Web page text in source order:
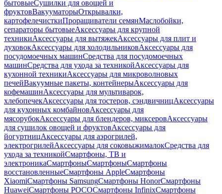
бытовыеСушилки для овощей и
фруктовВакууматорыОткрывалки,
картофелечисткиПроращиватели семянМаслобойки,
сепараторы бытовыеАксессуары для крупной
техникиАксессуары для вытяжекАксессуары для плит и
духовокАксессуары для холодильниковАксессуары для
посудомоечных машинСредства для посудомоечных
машинСредства для ухода за техникойАксессуары для
кухонной техникиАксессуары для микроволновых
печейВакуумные пакеты, контейнерыАксессуары для
кофемашинАксессуары для мультиварок,
хлебопечекАксессуары для тостеров, сэндвичницАксессуары
для кухонных комбайновАксессуары для
мясорубокАксессуары для блендеров, миксеровАксессуары
для сушилок овощей и фруктовАксессуары для
йогуртницАксессуары для аэрогрилей,
электрогрилейАксессуары для соковыжималокСредства для
ухода за техникойСмартфоны, ТВ и
электроникаСмартфоныСмартфоныСмартфоны
восстановленныеСмартфоны AppleСмартфоны
XiaomiСмартфоны SamsungСмартфоны HonorСмартфоны
HuaweiСмартфоны POCOСмартфоны InfinixСмартфоны